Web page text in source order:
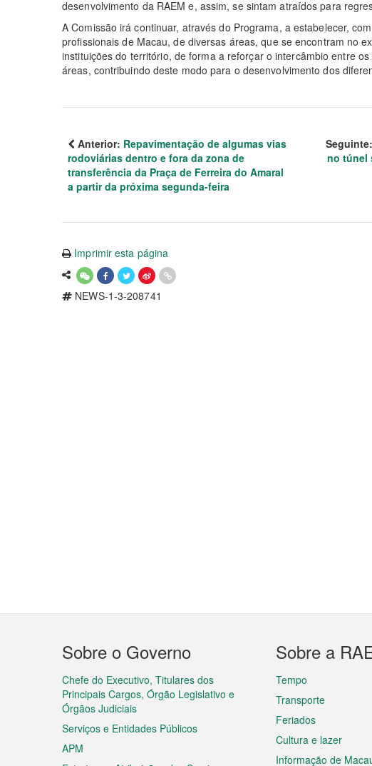
desenvolvimento da RAEM e, assim, se sintam atraídos para
A Comissão irá continuar, através do Programa, a estabelecer,
profissionais de Macau, de diversas áreas, que se encontram no
instituições do território, de forma a reforçar o intercâmbio entre
áreas, contribuindo deste modo para o desenvolvimento dos
Anterior: Repavimentação de algumas vias
rodoviárias dentro e fora da zona de
transferência da Praça de Ferreira do Amaral
a partir da próxima segunda-feira
Seguinte:
no túnel
Imprimir esta página
NEWS-1-3-208741
Menu
do
rodapé
Sobre o Governo
Chefe do Executivo, Titulares dos
Principais Cargos, Órgão Legislativo e
Órgãos Judiciais
Serviços e Entidades Públicos
APM
Sobre a
Tempo
Transporte
Feriados
Cultura e lazer
Informação de